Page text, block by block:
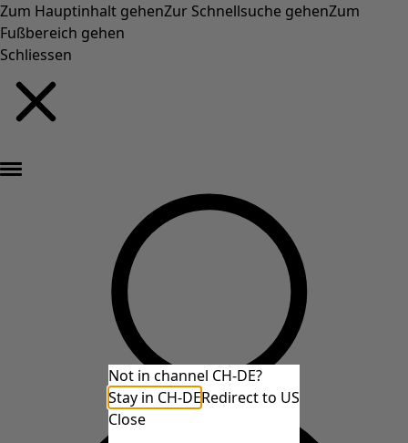
Zum Hauptinhalt gehenZur Schnellsuche gehenZum
Fußbereich gehen
Schliessen
Not in channel CH-DE?
Stay in CH-DERedirect to US
Close